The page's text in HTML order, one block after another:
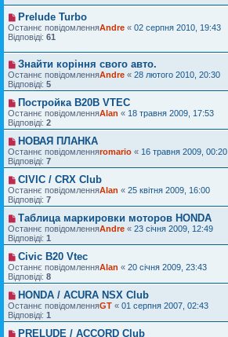
Prelude Turbo
Останнє повідомленняAndre « 02 серпня 2010, 19:43
Відповіді: 61
Знайти коріння свого авто.
Останнє повідомленняAndre « 28 лютого 2010, 20:30
Відповіді: 5
Постройка В20В VTEC
Останнє повідомленняAlan « 18 травня 2009, 17:53
Відповіді: 2
НОВАЯ ПЛАНКА
Останнє повідомленняromario « 16 травня 2009, 00:20
Відповіді: 7
CIVIC / CRX Club
Останнє повідомленняAlan « 25 квітня 2009, 16:00
Відповіді: 7
Таблица маркировки моторов HONDA
Останнє повідомленняAndre « 23 січня 2009, 12:49
Відповіді: 1
Civic B20 Vtec
Останнє повідомленняAlan « 20 січня 2009, 23:43
Відповіді: 8
HONDA / ACURA NSX Club
Останнє повідомленняGT « 01 серпня 2007, 02:43
Відповіді: 1
PRELUDE / ACCORD Club